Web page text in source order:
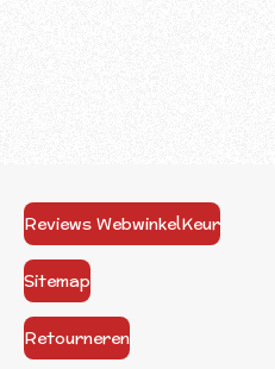
Reviews WebwinkelKeur
Sitemap
Retourneren